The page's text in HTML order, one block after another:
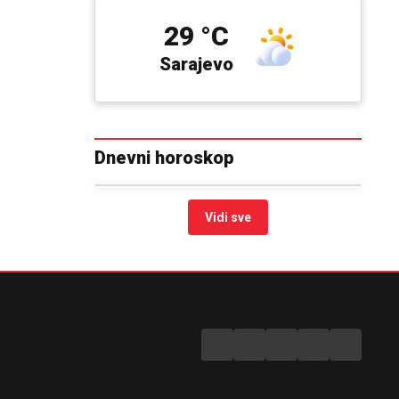
Sarajevo
29 °C
Dnevni horoskop
Vidi sve